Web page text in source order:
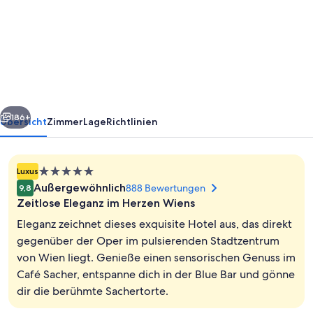
Außenbereich
Weiter
186+
ÜbersichtZimmerLageRichtlinien
Luxus5.0-
Sterne-
Unterkunft
9,8 Außergewöhnlich888 Bewertungen
Zeitlose Eleganz im Herzen Wiens
Eleganz zeichnet dieses exquisite Hotel aus, das direkt
gegenüber der Oper im pulsierenden Stadtzentrum
von Wien liegt. Genieße einen sensorischen Genuss im
Café Sacher, entspanne dich in der Blue Bar und gönne
dir die berühmte Sachertorte.